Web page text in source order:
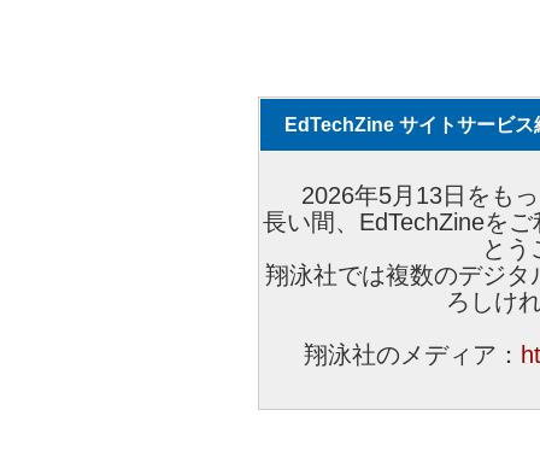
EdTechZine サイトサービス
2026年5月13日をも
長い間、EdTechZineを
とう
翔泳社では複数のデジ
ろしけ
翔泳社のメディア：